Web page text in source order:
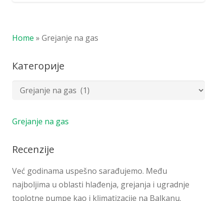
Home » Grejanje na gas
Категорије
Grejanje na gas
Recenzije
Već godinama uspešno sarađujemo. Među
najboljima u oblasti hlađenja, grejanja i ugradnje
toplotne pumpe kao i klimatizacije na Balkanu.